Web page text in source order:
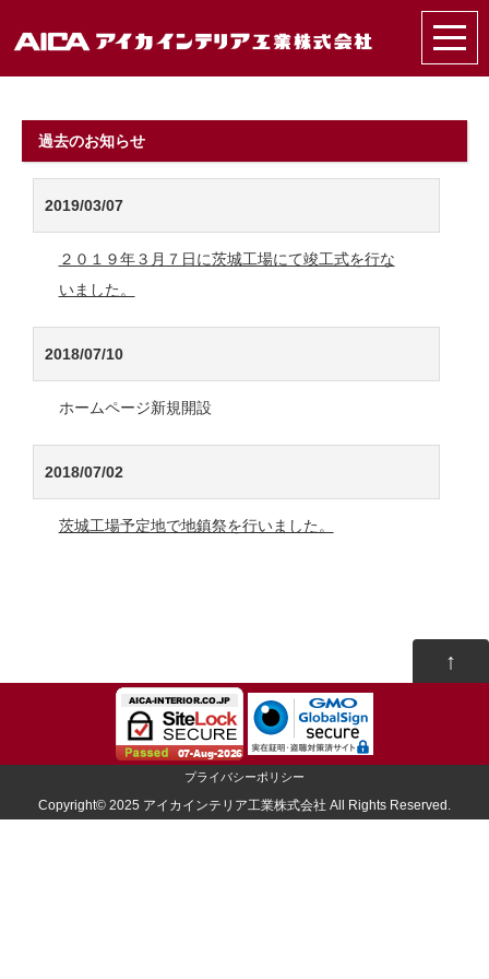
過去のお知らせ
2019/03/07
２０１９年３月７日に茨城工場にて竣工式を行な
いました。
2018/07/10
ホームページ新規開設
2018/07/02
茨城工場予定地で地鎮祭を行いました。
↑
プライバシーポリシー
Copyright© 2025 アイカインテリア工業株式会社 All Rights Reserved.